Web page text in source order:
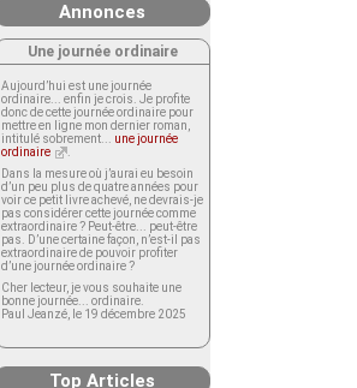
Annonces
Une journée ordinaire
Aujourd’hui est une journée
ordinaire... enfin je crois. Je profite
donc de cette journée ordinaire pour
mettre en ligne mon dernier roman,
intitulé sobrement... une journée
ordinaire
Dans la mesure où j’aurai eu besoin
d’un peu plus de quatre années pour
voir ce petit livre achevé, ne devrais-je
pas considérer cette journée comme
extraordinaire ? Peut-être... peut-être
pas. D’une certaine façon, n’est-il pas
extraordinaire de pouvoir profiter
d’une journée ordinaire ?
Cher lecteur, je vous souhaite une
bonne journée... ordinaire.
Paul Jeanzé, le 19 décembre 2025
Top Articles